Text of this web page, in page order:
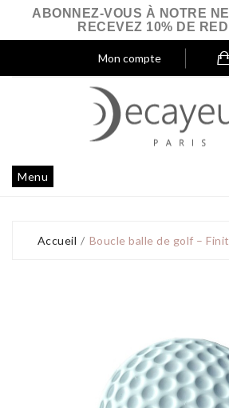
ABONNEZ-VOUS À NOTRE
RECEVEZ 10% DE
Mon compte
Menu
Accueil Boucle balle de golf –